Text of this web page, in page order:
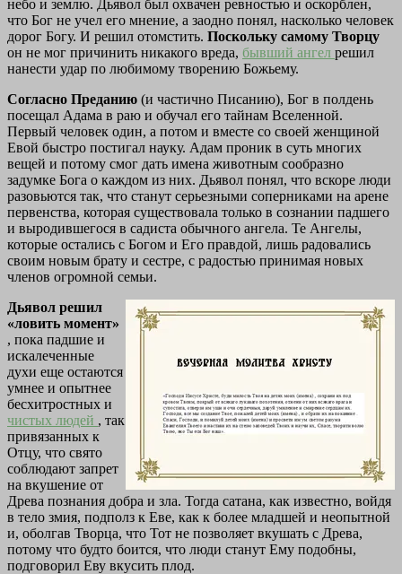
небо и землю. Дьявол был охвачен ревностью и оскорблен,
что Бог не учел его мнение, а заодно понял, насколько человек
дорог Богу. И решил отомстить. Поскольку самому Творцу
он не мог причинить никакого вреда, бывший ангел решил
нанести удар по любимому творению Божьему.
Согласно Преданию (и частично Писанию), Бог в полдень
посещал Адама в раю и обучал его тайнам Вселенной.
Первый человек один, а потом и вместе со своей женщиной
Евой быстро постигал науку. Адам проник в суть многих
вещей и потому смог дать имена животным сообразно
задумке Бога о каждом из них. Дьявол понял, что вскоре люди
разовьются так, что станут серьезными соперниками на арене
первенства, которая существовала только в сознании падшего
и выродившегося в садиста обычного ангела. Те Ангелы,
которые остались с Богом и Его правдой, лишь радовались
своим новым брату и сестре, с радостью принимая новых
членов огромной семьи.
Дьявол решил
«ловить момент»
, пока падшие и
искалеченные
духи еще остаются
умнее и опытнее
бесхитростных и
чистых людей , так
привязанных к
Отцу, что свято
соблюдают запрет
на вкушение от
Древа познания добра и зла. Тогда сатана, как известно, войдя
в тело змия, подполз к Еве, как к более младшей и неопытной
и, оболгав Творца, что Тот не позволяет вкушать с Древа,
потому что будто боится, что люди станут Ему подобны,
подговорил Еву вкусить плод.